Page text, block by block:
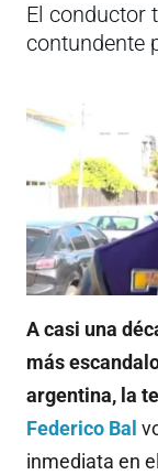
El conductor
contundente
A casi una
más
argentina, la
Federico Bal
inmediata en